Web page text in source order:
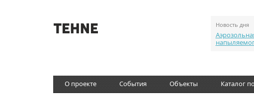
Новость дня
О проекте События Объекты Каталог